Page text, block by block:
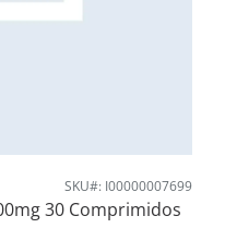
SKU#: I00000007699
30 Comprimidos